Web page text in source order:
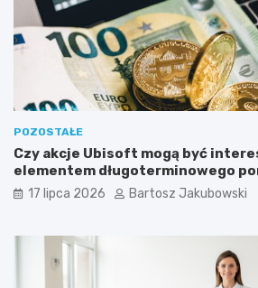
POZOSTAŁE
Czy akcje Ubisoft mogą być
elementem długoterminowego
inwestycyjnego?
17 lipca 2026 Bartosz Jakubowski